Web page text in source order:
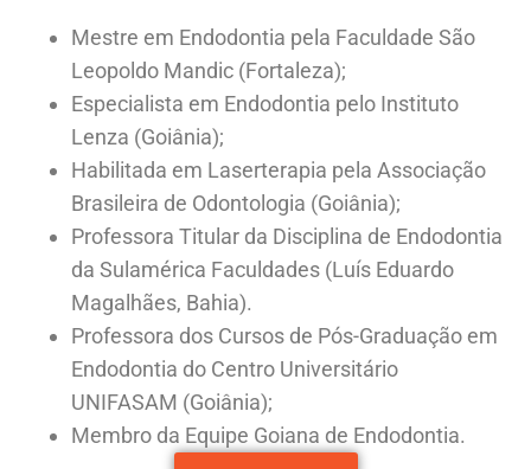
Mestre em Endodontia pela Faculdade São
Leopoldo Mandic (Fortaleza);
Especialista em Endodontia pelo Instituto
Lenza (Goiânia);
Habilitada em Laserterapia pela Associação
Brasileira de Odontologia (Goiânia);
Professora Titular da Disciplina de Endodontia
da Sulamérica Faculdades (Luís Eduardo
Magalhães, Bahia).
Professora dos Cursos de Pós-Graduação em
Endodontia do Centro Universitário
UNIFASAM (Goiânia);
Membro da Equipe Goiana de Endodontia.